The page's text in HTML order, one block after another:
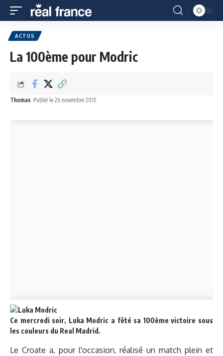
ACTUS
La 100ème pour Modric
Thomas Publié le 26 novembre 2015
Ce mercredi soir, Luka Modric a fêté sa 100ème victoire sous
les couleurs du Real Madrid.
Le Croate a, pour l'occasion, réalisé un match plein et